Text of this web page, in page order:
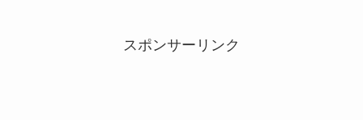
スポンサーリンク